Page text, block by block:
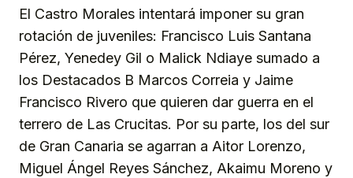
El Castro Morales intentará imponer su gran
rotación de juveniles: Francisco Luis Santana
Pérez, Yenedey Gil o Malick Ndiaye sumado a
los Destacados B Marcos Correia y Jaime
Francisco Rivero que quieren dar guerra en el
terrero de Las Crucitas. Por su parte, los del sur
de Gran Canaria se agarran a Aitor Lorenzo,
Miguel Ángel Reyes Sánchez, Akaimu Moreno y